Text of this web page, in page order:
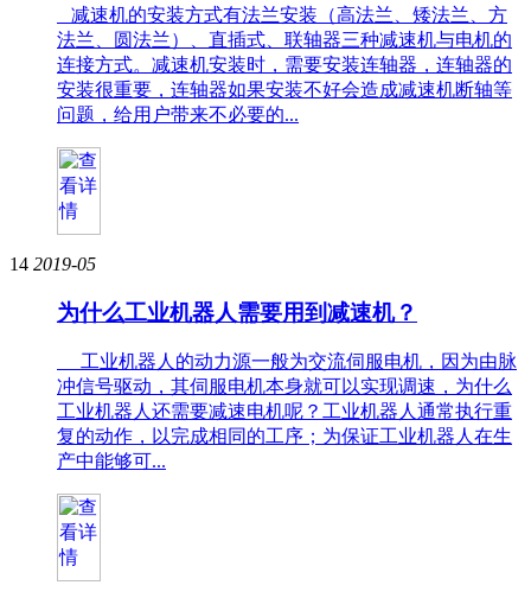
减速机的安装方式有法兰安装（高法兰、矮法兰、方
法兰、圆法兰）、直插式、联轴器三种减速机与电机的
连接方式。减速机安装时，需要安装连轴器，连轴器的
安装很重要，连轴器如果安装不好会造成减速机断轴等
问题，给用户带来不必要的...
14 2019-05
为什么工业机器人需要用到减速机？
工业机器人的动力源一般为交流伺服电机，因为由脉
冲信号驱动，其伺服电机本身就可以实现调速，为什么
工业机器人还需要减速电机呢？工业机器人通常执行重
复的动作，以完成相同的工序；为保证工业机器人在生
产中能够可...